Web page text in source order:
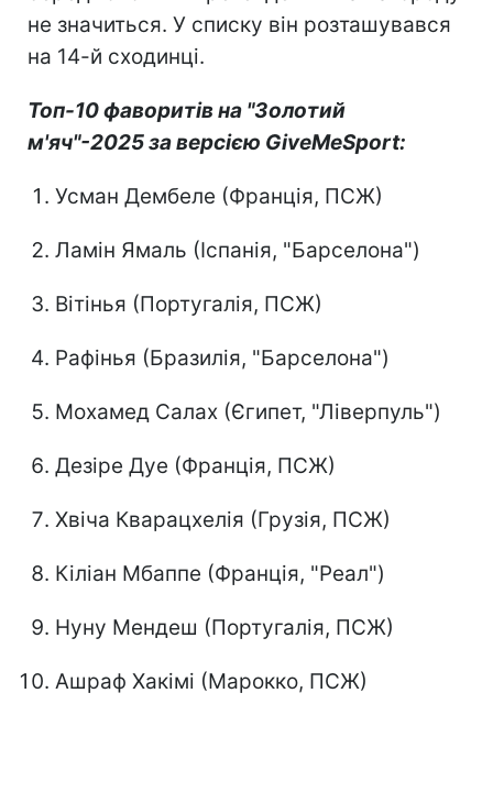
не значиться. У списку він розташувався
на 14-й сходинці.
Топ-10 фаворитів на "Золотий
м'яч"-2025 за версією GiveMeSport:
Усман Дембеле (Франція, ПСЖ)
Ламін Ямаль (Іспанія, "Барселона")
Вітінья (Португалія, ПСЖ)
Рафінья (Бразилія, "Барселона")
Мохамед Салах (Єгипет, "Ліверпуль")
Дезіре Дуе (Франція, ПСЖ)
Хвіча Кварацхелія (Грузія, ПСЖ)
Кіліан Мбаппе (Франція, "Реал")
Нуну Мендеш (Португалія, ПСЖ)
Ашраф Хакімі (Марокко, ПСЖ)